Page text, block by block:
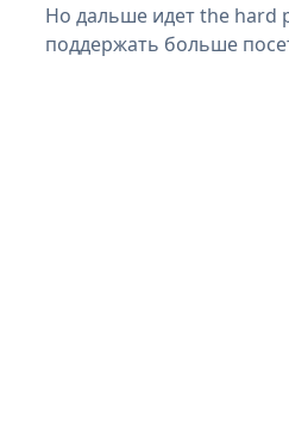
Но дальше идет the hard
поддержать больше